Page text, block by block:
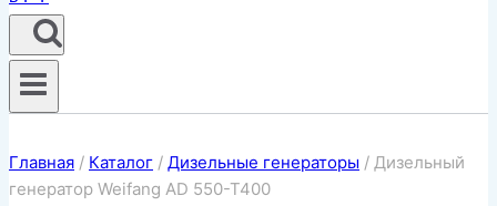
Главная / Каталог / Дизельные генераторы / Дизельный
генератор Weifang AD 550-T400